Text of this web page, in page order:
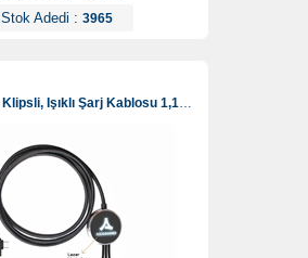
Stok Adedi : 3965
Datalı Type-C Klipsli, Işıklı Şarj Kablosu 1,15 Cm Kılıfsız